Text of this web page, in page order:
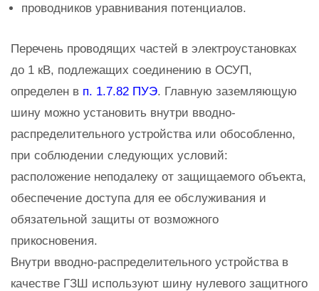
проводников уравнивания потенциалов.
Перечень проводящих частей в электроустановках
до 1 кВ, подлежащих соединению в ОСУП,
определен в п. 1.7.82 ПУЭ. Главную заземляющую
шину можно установить внутри вводно-
распределительного устройства или обособленно,
при соблюдении следующих условий:
расположение неподалеку от защищаемого объекта,
обеспечение доступа для ее обслуживания и
обязательной защиты от возможного
прикосновения.
Внутри вводно-распределительного устройства в
качестве ГЗШ используют шину нулевого защитного